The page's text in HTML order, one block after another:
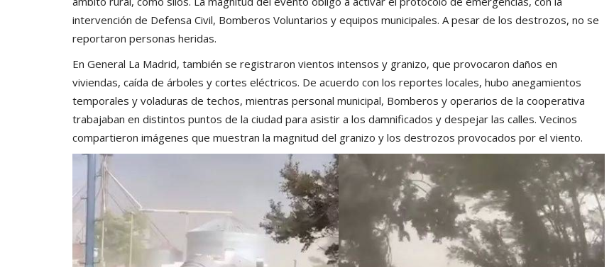
intervención de Defensa Civil, Bomberos Voluntarios y equipos municipales. A pesar de los destrozos, no se
reportaron personas heridas.
En General La Madrid, también se registraron vientos intensos y granizo, que provocaron daños en
viviendas, caída de árboles y cortes eléctricos. De acuerdo con los reportes locales, hubo anegamientos
temporales y voladuras de techos, mientras personal municipal, Bomberos y operarios de la cooperativa
trabajaban en distintos puntos de la ciudad para asistir a los damnificados y despejar las calles. Vecinos
compartieron imágenes que muestran la magnitud del granizo y los destrozos provocados por el viento.